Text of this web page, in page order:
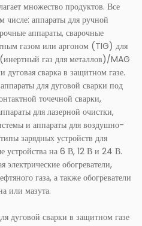
множество продуктов. Все
числе: аппараты для ручной
аппараты, сварочные
газом или аргоном (TIG) для
газ для металлов)/MAG
сварка в защитном газе.
для дуговой сварки под
точечной сварки,
для лазерной очистки,
и аппараты для воздушно-
зарядных устройств для
устройства на 6 В, 12 В и 24 В.
электрические обогреватели,
газа, а также обогреватели
или мазута.
дуговой сварки в защитном газе